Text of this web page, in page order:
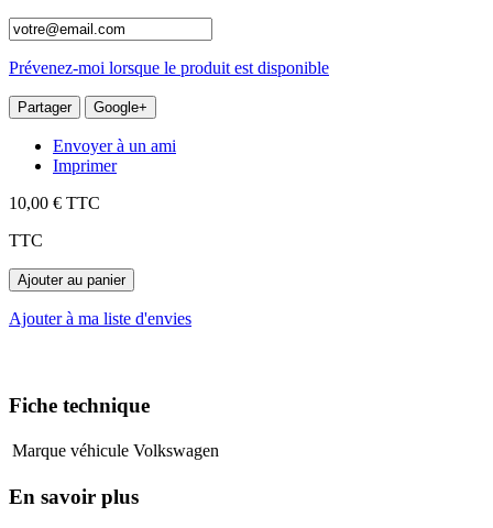
Prévenez-moi lorsque le produit est disponible
Partager Google+
Envoyer à un ami
Imprimer
10,00 € TTC
TTC
Ajouter au panier
Ajouter à ma liste d'envies
Fiche technique
Marque véhicule Volkswagen
En savoir plus